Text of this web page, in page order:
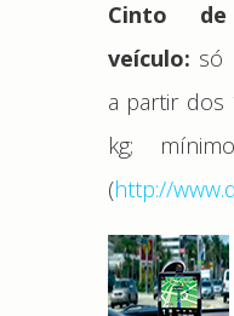
Cinto
veículo: só
a partir dos
kg;
(http://